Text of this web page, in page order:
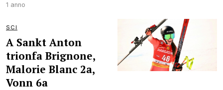
1 anno
SCI
A Sankt Anton
trionfa Brignone,
Malorie Blanc 2a,
Vonn 6a